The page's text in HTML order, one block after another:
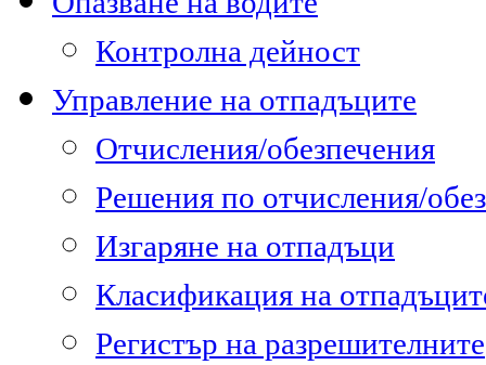
Контролна дейност
Управление на отпадъците
Отчисления/обезпечения
Решения по отчисления/
Изгаряне на отпадъци
Класификация на
Регистър на разрешителните